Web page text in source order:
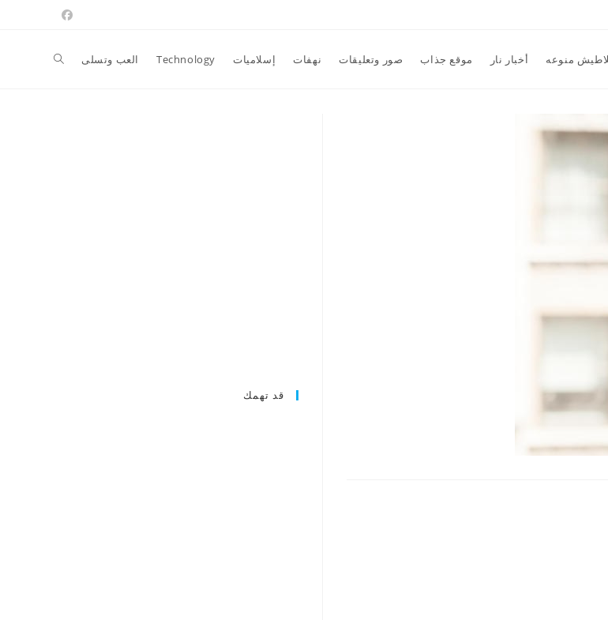
منوعه أخبار نار موقع جذاب صور وتعليقات نهفات إسلاميات Technology العب وتسلى Toggle
قد تهمك